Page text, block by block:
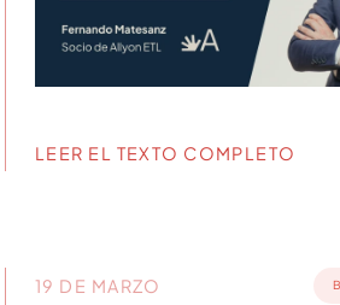
LEER EL TEXTO COMPLETO
19 DE MARZO